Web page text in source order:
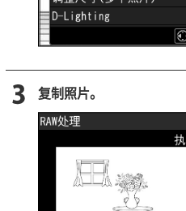
复制照片。